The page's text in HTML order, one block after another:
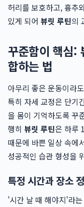
허리를 보호하고, 흉추
있게 되어 뷰릿 루틴의
꾸준함이 핵심:
합하는 법
아무리 좋은 운동이라
특히 자세 교정은 단기
을 몸이 기억하도록 꾸
행히 뷰릿 루틴은 하루
때문에 바쁜 일상 속에
성공적인 습관 형성을
특정 시간과 장소
'시간 날 때 해야지'라